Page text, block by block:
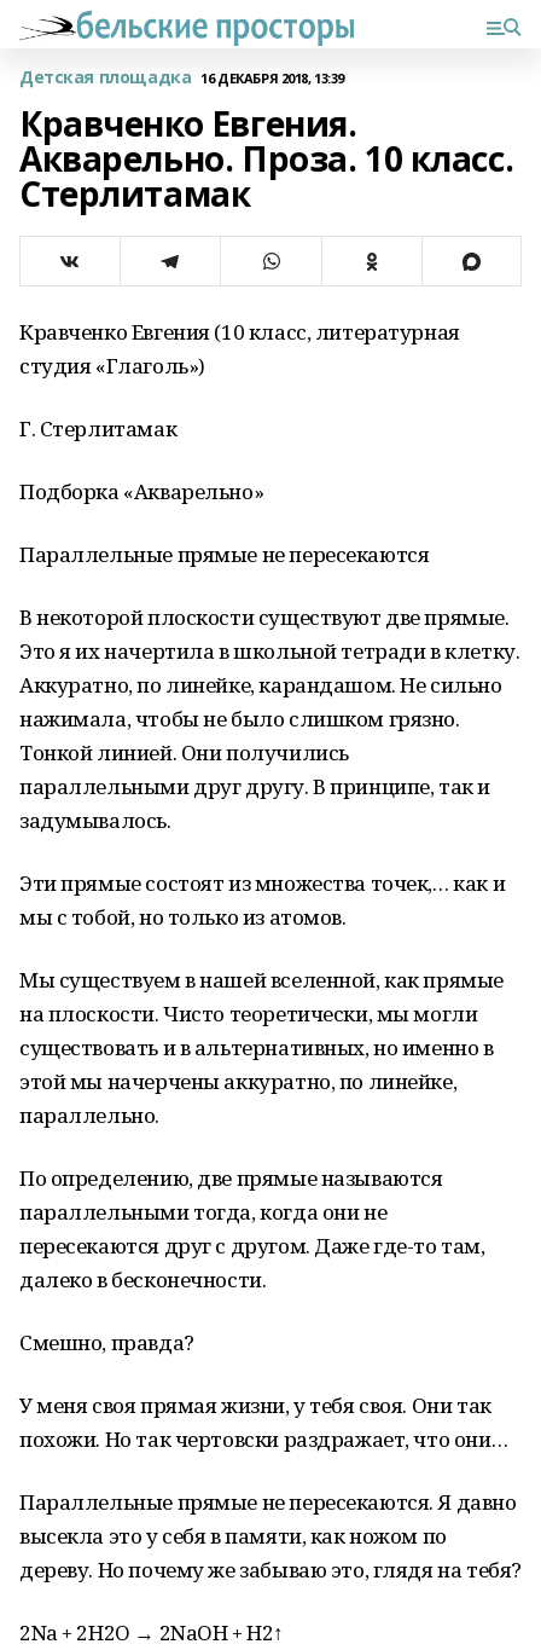
Детская площадка 16 ДЕКАБРЯ 2018, 13:39
Кравченко Евгения.
Акварельно. Проза. 10 класс.
Стерлитамак
Кравченко Евгения (10 класс, литературная
студия «Глаголь»)
Г. Стерлитамак
Подборка «Акварельно»
Параллельные прямые не пересекаются
В некоторой плоскости существуют две прямые.
Это я их начертила в школьной тетради в клетку.
Аккуратно, по линейке, карандашом. Не сильно
нажимала, чтобы не было слишком грязно.
Тонкой линией. Они получились
параллельными друг другу. В принципе, так и
задумывалось.
Эти прямые состоят из множества точек,… как и
мы с тобой, но только из атомов.
Мы существуем в нашей вселенной, как прямые
на плоскости. Чисто теоретически, мы могли
существовать и в альтернативных, но именно в
этой мы начерчены аккуратно, по линейке,
параллельно.
По определению, две прямые называются
параллельными тогда, когда они не
пересекаются друг с другом. Даже где-то там,
далеко в бесконечности.
Смешно, правда?
У меня своя прямая жизни, у тебя своя. Они так
похожи. Но так чертовски раздражает, что они…
Параллельные прямые не пересекаются. Я давно
высекла это у себя в памяти, как ножом по
дереву. Но почему же забываю это, глядя на тебя?
2Na + 2H2O → 2NaOH + H2↑